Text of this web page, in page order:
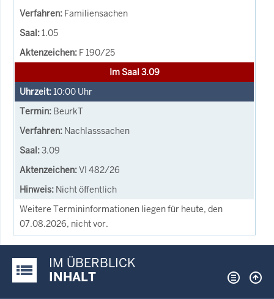
Familiensachen
1.05
F 190/25
Im Saal 3.09
10:00 Uhr
BeurkT
Nachlasssachen
3.09
VI 482/26
Nicht öffentlich
Weitere Termininformationen liegen für heute, den
07.08.2026, nicht vor.
Justiz-Portal im Überblick:
IM ÜBERBLICK
INHALT